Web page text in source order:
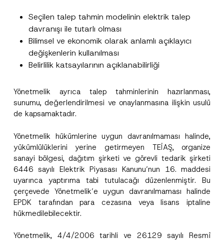
Seçilen talep tahmin modelinin elektrik talep
davranışı ile tutarlı olması
Bilimsel ve ekonomik olarak anlamlı açıklayıcı
değişkenlerin kullanılması
Belirlilik katsayılarının açıklanabilirliği
Yönetmelik ayrıca talep tahminlerinin hazırlanması,
sunumu, değerlendirilmesi ve onaylanmasına ilişkin usulü
de kapsamaktadır.
Yönetmelik hükümlerine uygun davranılmaması halinde,
yükümlülüklerini yerine getirmeyen TEİAŞ, organize
sanayi bölgesi, dağıtım şirketi ve görevli tedarik şirketi
6446 sayılı Elektrik Piyasası Kanunu’nun 16. maddesi
uyarınca yaptırıma tabi tutulacağı düzenlenmiştir. Bu
çerçevede Yönetmelik’e uygun davranılmaması halinde
EPDK tarafından para cezasına veya lisans iptaline
hükmedilebilecektir.
Yönetmelik, 4/4/2006 tarihli ve 26129 sayılı Resmî
Pozisyon
E-Posta Adresi*
Konu*
P
r
a
N
Bu iletişim formu aracılığıyla sağlanan kişisel
verilerle ilgiliaydınlatma metnini okudum ve
anladım.
A
p
r
Bu iletişim formunu göndererek,
metninde açıklanan şekilde kişisel verilerimin